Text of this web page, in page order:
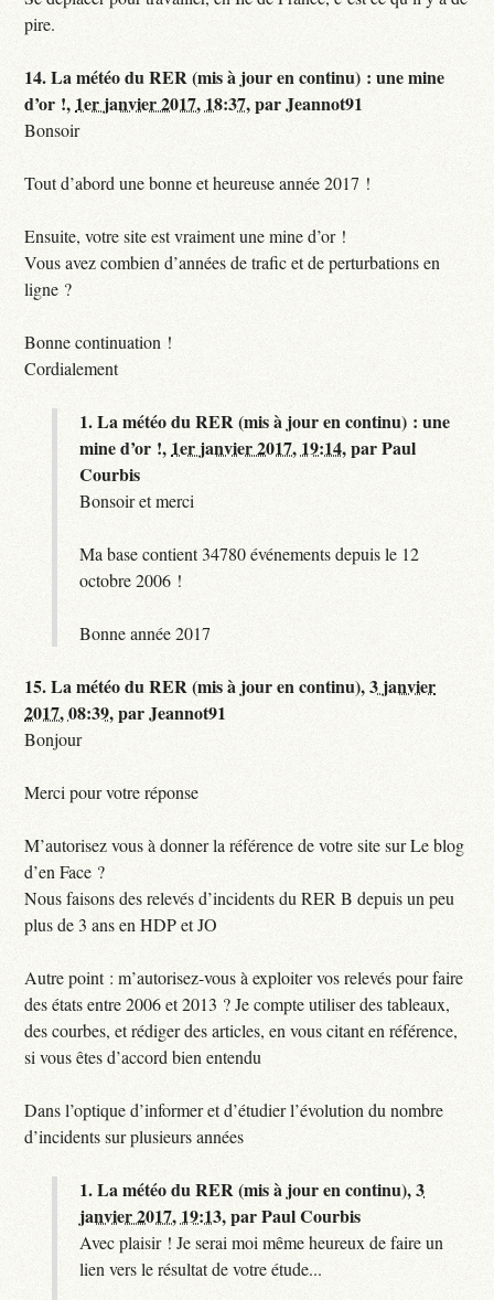
pire.
14.La météo du RER (mis à jour en continu) : une mine
d’or !, 1er janvier 2017, 18:37,parJeannot91
Bonsoir
Tout d’abord une bonne et heureuse année 2017 !
Ensuite, votre site est vraiment une mine d’or !
Vous avez combien d’années de trafic et de perturbations en
ligne ?
Bonne continuation !
Cordialement
1.La météo du RER (mis à jour en continu) : une
mine d’or !, 1er janvier 2017, 19:14,parPaul
Courbis
Bonsoir et merci
Ma base contient 34780 événements depuis le 12
octobre 2006 !
Bonne année 2017
15.La météo du RER (mis à jour en continu),3 janvier
2017, 08:39,parJeannot91
Bonjour
Merci pour votre réponse
M’autorisez vous à donner la référence de votre site sur Le blog
d’en Face ?
Nous faisons des relevés d’incidents du RER B depuis un peu
plus de 3 ans en HDP et JO
Autre point : m’autorisez-vous à exploiter vos relevés pour faire
des états entre 2006 et 2013 ? Je compte utiliser des tableaux,
des courbes, et rédiger des articles, en vous citant en référence,
si vous êtes d’accord bien entendu
Dans l’optique d’informer et d’étudier l’évolution du nombre
d’incidents sur plusieurs années
1.La météo du RER (mis à jour en continu),3
janvier 2017, 19:13,parPaul Courbis
Avec plaisir ! Je serai moi même heureux de faire un
lien vers le résultat de votre étude...